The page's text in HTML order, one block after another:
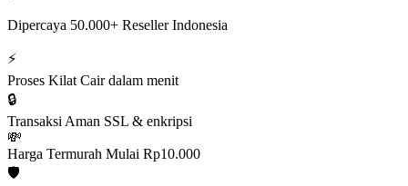
Dipercaya 50.000+ Reseller Indonesia
⚡
Proses Kilat Cair dalam menit
🔒
Transaksi Aman SSL & enkripsi
💸
Harga Termurah Mulai Rp10.000
🛡️